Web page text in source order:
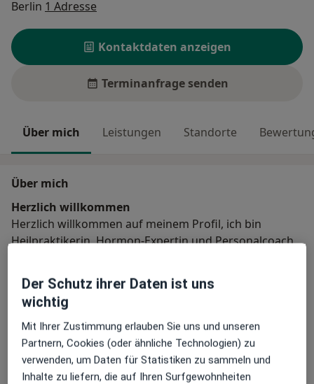
Berlin 1 Adresse
Kontaktdaten anzeigen
Terminanfrage senden
Über mich Leistungen Standorte
Über mich
Herzlich willkommen
Herzlich willkommen auf meinem Profil, ich bin
Heilpraktikerin, Hormon-Expertin und Personalcoach
für Frauen in der Lebensmitte "verschrieben".
Weiterbildungen und Tätigkeitsschwerpunkte
Sauerstofftherapie
Ernährungsberatung
Hauptsächlich behandelte Krankheiten
Der Schutz ihrer Daten ist uns
wichtig
Mit Ihrer Zustimmung erlauben Sie uns und unseren
Partnern, Cookies (oder ähnliche Technologien) zu
verwenden, um Daten für Statistiken zu sammeln und
Inhalte zu liefern, die auf Ihren Surfgewohnheiten